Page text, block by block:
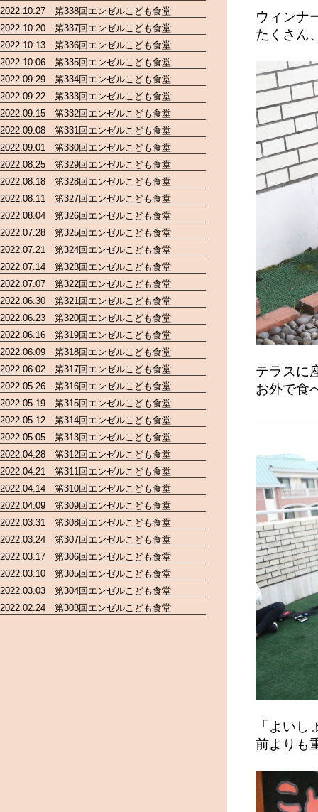
ウィンナ
たくさん
テラスに
お外で食
「よいし
前よりも
2022.10.27 第338回エンゼルこども食堂
2022.10.20 第337回エンゼルこども食堂
2022.10.13 第336回エンゼルこども食堂
2022.10.06 第335回エンゼルこども食堂
2022.09.29 第334回エンゼルこども食堂
2022.09.22 第333回エンゼルこども食堂
2022.09.15 第332回エンゼルこども食堂
2022.09.08 第331回エンゼルこども食堂
2022.09.01 第330回エンゼルこども食堂
2022.08.25 第329回エンゼルこども食堂
2022.08.18 第328回エンゼルこども食堂
2022.08.11 第327回エンゼルこども食堂
2022.08.04 第326回エンゼルこども食堂
2022.07.28 第325回エンゼルこども食堂
2022.07.21 第324回エンゼルこども食堂
2022.07.14 第323回エンゼルこども食堂
2022.07.07 第322回エンゼルこども食堂
2022.06.30 第321回エンゼルこども食堂
2022.06.23 第320回エンゼルこども食堂
2022.06.16 第319回エンゼルこども食堂
2022.06.09 第318回エンゼルこども食堂
2022.06.02 第317回エンゼルこども食堂
2022.05.26 第316回エンゼルこども食堂
2022.05.19 第315回エンゼルこども食堂
2022.05.12 第314回エンゼルこども食堂
2022.05.05 第313回エンゼルこども食堂
2022.04.28 第312回エンゼルこども食堂
2022.04.21 第311回エンゼルこども食堂
2022.04.14 第310回エンゼルこども食堂
2022.04.09 第309回エンゼルこども食堂
2022.03.31 第308回エンゼルこども食堂
2022.03.24 第307回エンゼルこども食堂
2022.03.17 第306回エンゼルこども食堂
2022.03.10 第305回エンゼルこども食堂
2022.03.03 第304回エンゼルこども食堂
2022.02.24 第303回エンゼルこども食堂